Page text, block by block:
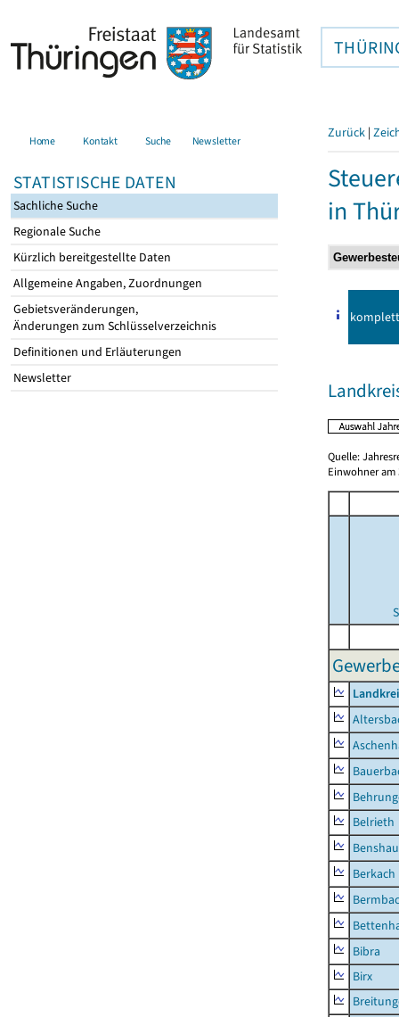
Home Kontakt Suche Newsletter
STATISTISCHE DATEN
Sachliche Suche
Regionale Suche
Kürzlich bereitgestellte Daten
Allgemeine Angaben, Zuordnungen
Gebietsveränderungen,
Änderungen zum Schlüsselverzeichnis
Definitionen und Erläuterungen
Newsletter
Zurück |
in
komplett
Quelle:
Einwohner am
Belrieth
Berkach
Bibra
Birx